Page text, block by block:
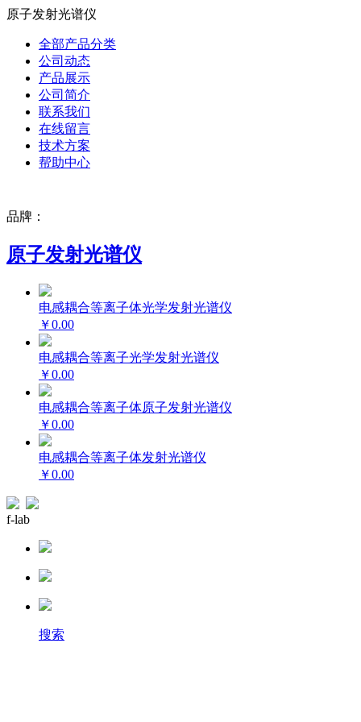
原子发射光谱仪
全部产品分类
公司动态
产品展示
公司简介
联系我们
在线留言
技术方案
帮助中心
品牌：
原子发射光谱仪
电感耦合等离子体光学发射光谱仪
￥0.00
电感耦合等离子光学发射光谱仪
￥0.00
电感耦合等离子体原子发射光谱仪
￥0.00
电感耦合等离子体发射光谱仪
￥0.00
f-lab
搜索